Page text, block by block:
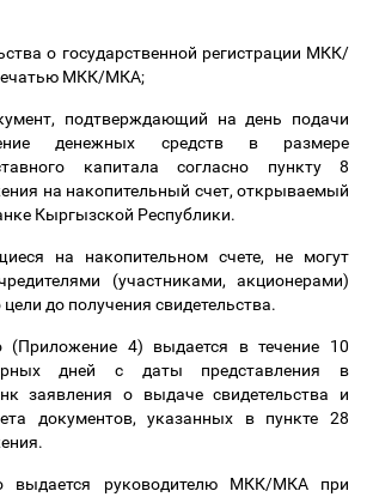
о государственной регистрации МКК/
МКК/МКА;
подтверждающий на день подачи
денежных средств в размере
капитала согласно пункту 8
на накопительный счет, открываемый
Кыргызской Республики.
на накопительном счете, не могут
(участниками, акционерами)
до получения свидетельства.
(Приложение 4) выдается в течение 10
дней с даты представления в
заявления о выдаче свидетельства и
документов, указанных в пункте 28
выдается руководителю МКК/МКА при